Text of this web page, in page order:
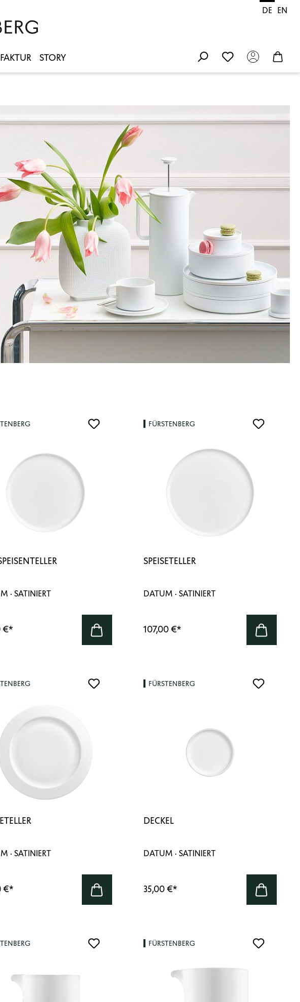
DE EN
STORY
· SATINIERT
€*
FÜRSTENBERG
SPEISETELLER
DATUM · SATINIERT
107,00 €*
· SATINIERT
€*
FÜRSTENBERG
DECKEL
DATUM · SATINIERT
35,00 €*
FÜRSTENBERG